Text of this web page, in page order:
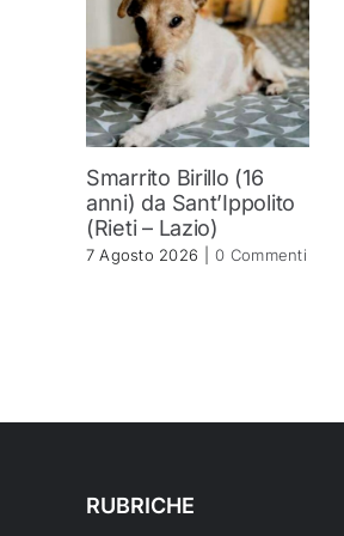
Smarrito Birillo (16
anni) da Sant’Ippolito
(Rieti – Lazio)
7 Agosto 2026 0 Commenti
RUBRICHE